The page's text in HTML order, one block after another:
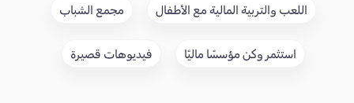
اللعب والتربية المالية مع الأطفال مجمع الشباب
استثمر وكن مؤسسًا ماليًا فيديوهات قصيرة